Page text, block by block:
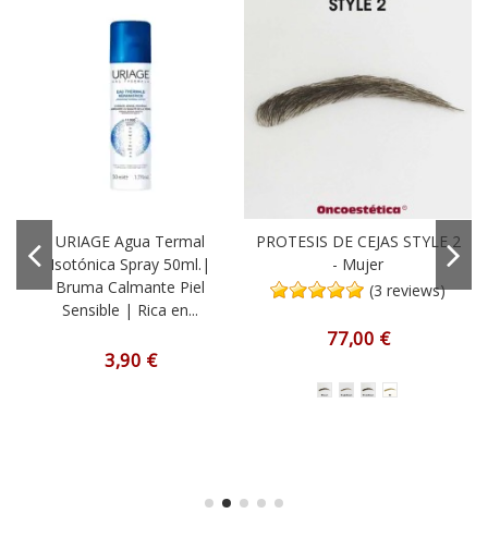
URIAGE Agua Termal
Isotónica Spray 50ml.|
Bruma Calmante Piel
Sensible | Rica en...
3,90 €
PROTESIS DE CEJAS STYLE 2
- Mujer
(3 reviews)
77,00 €